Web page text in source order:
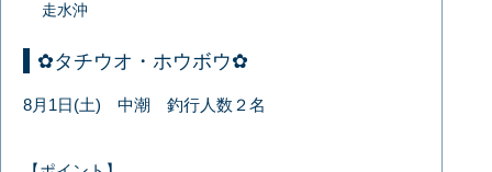
走水沖
✿タチウオ・ホウボウ✿
8月1日(土) 中潮 釣行人数２名